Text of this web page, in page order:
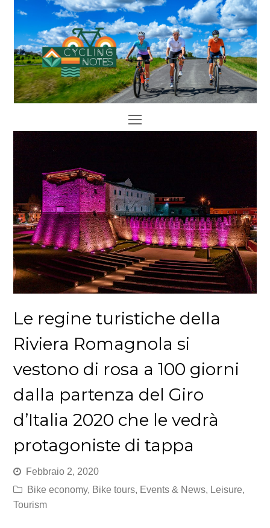
Open
Le regine turistiche della
Riviera Romagnola si
vestono di rosa a 100 giorni
dalla partenza del Giro
d’Italia 2020 che le vedrà
protagoniste di tappa
Febbraio 2, 2020
Bike economy, Bike tours, Events & News, Leisure,
Tourism